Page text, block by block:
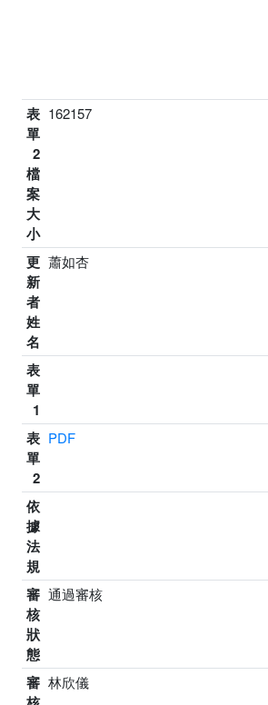
表
單
2
檔
案
大
小
162157
更
新
者
姓
名
蕭如杏
表
單
1
表
單
2
PDF
依
據
法
規
審
核
狀
態
通過審核
審 林欣儀